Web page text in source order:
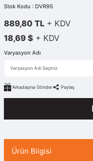
Stok Kodu : DVR95
889,80 TL + KDV
18,69 $ + KDV
Varyasyon Adı
Arkadaşına Gönder Paylaş
Ürün Bilgisi